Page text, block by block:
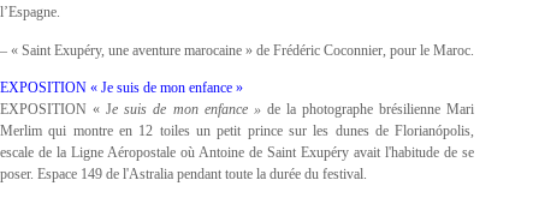
l’Espagne.
– « Saint Exupéry, une aventure marocaine » de Frédéric Coconnier, pour le Maroc.
EXPOSITION « Je suis de mon enfance »
EXPOSITION « Je suis de mon enfance » de la photographe brésilienne Mari
Merlim qui montre en 12 toiles un petit prince sur les dunes de Florianópolis,
escale de la Ligne Aéropostale où Antoine de Saint Exupéry avait l'habitude de se
poser. Espace 149 de l'Astralia pendant toute la durée du festival.